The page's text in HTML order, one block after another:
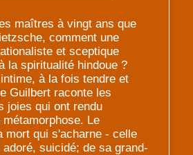
maîtres à vingt ans que
comment une
et sceptique
la spiritualité hindoue ?
à la fois tendre et
Guilbert raconte les
joies qui ont rendu
Le
mort qui s'acharne - celle
suicidé; de sa grand-